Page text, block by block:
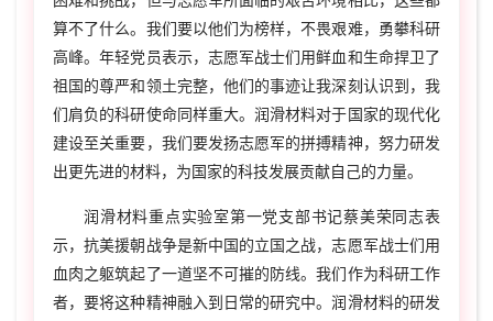
算不了什么。我们要以他们为榜样，不畏艰难，勇攀科研
高峰。年轻党员表示，志愿军战士们用鲜血和生命捍卫了
祖国的尊严和领土完整，他们的事迹让我深刻认识到，我
们肩负的科研使命同样重大。润滑材料对于国家的现代化
建设至关重要，我们要发扬志愿军的拼搏精神，努力研发
出更先进的材料，为国家的科技发展贡献自己的力量。
润滑材料重点实验室第一党支部书记蔡美荣同志表
示，抗美援朝战争是新中国的立国之战，志愿军战士们用
血肉之躯筑起了一道坚不可摧的防线。我们作为科研工作
者，要将这种精神融入到日常的研究中。润滑材料的研发